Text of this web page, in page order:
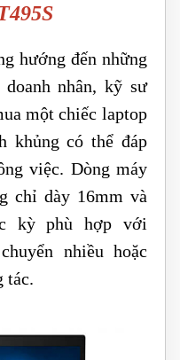
hướng đến những
nhân, kỹ sư
một chiếc laptop
khủng có thể đáp
việc. Dòng máy
chỉ dày 16mm và
kỳ phù hợp với
nhiều hoặc
tác.